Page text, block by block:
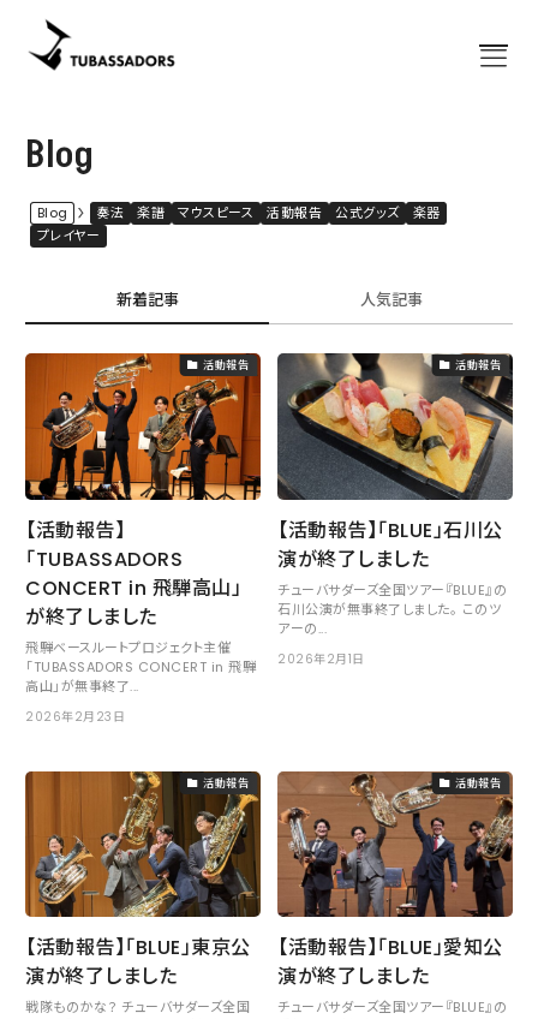
Home
About
出演予定
News
Bassazap® 講習会「バサザップ」
グッズ 公式グッズ
楽譜 出版譜
Blog ブログ
Contact お問い合わせ
Fan Club
Blog
Blog 奏法 楽譜 マウスピース 活動報告 公式グッズ
楽器
プレイヤー
新着記事 人気記事
活動報告
【活動報告】
「TUBASSADORS
CONCERT in 飛騨高山」
が終了しました
飛騨ベースルートプロジェクト主催
「TUBASSADORS CONCERT in 飛騨
高山」が無事終了...
2026年2月23日
活動報告
【活動報告】「BLUE」石川公
演が終了しました
チューバサダーズ全国ツアー『BLUE』の
石川公演が無事終了しました。 このツ
アーの...
2026年2月1日
活動報告
【活動報告】「BLUE」東京公
演が終了しました
戦隊ものかな？ チューバサダーズ全国
活動報告
【活動報告】「BLUE」愛知公
演が終了しました
チューバサダーズ全国ツアー『BLUE』の